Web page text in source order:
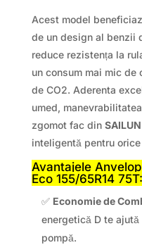
Acest model
de un design al benzii
reduce rezistența la
un consum mai mic
de CO2. Aderenta
umed,
zgomot fac din
inteligentă pentru orice
Avantajele
Eco 155/65R14 75T:
✅ Economie de
energetică D te
pompă.